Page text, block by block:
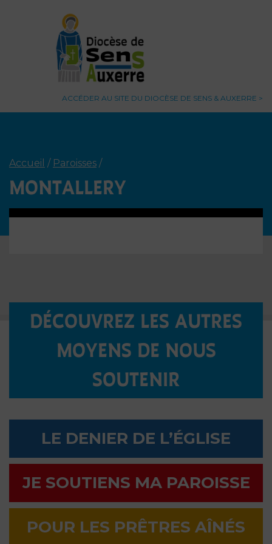
ACCÉDER AU SITE DU DIOCÈSE DE SENS & AUXERRE
Accueil / Paroisses /
MONTALLERY
DÉCOUVREZ LES AUTRES
MOYENS DE NOUS
SOUTENIR
LE DENIER DE L’ÉGLISE
JE SOUTIENS MA PAROISSE
POUR LES PRÊTRES AÎNÉS